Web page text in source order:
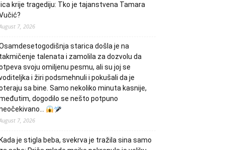
krije tragediju: Tko je tajanstvena Tamara
7, 2026
starica došla je na
talenata i zamolila za dozvolu da
svoju omiljenu pesmu, ali su joj se
i žiri podsmehnuli i pokušali da je
sa bine. Samo nekoliko minuta kasnije,
dogodilo se nešto potpuno
7, 2026
je stigla beba, svekrva je tražila sina samo